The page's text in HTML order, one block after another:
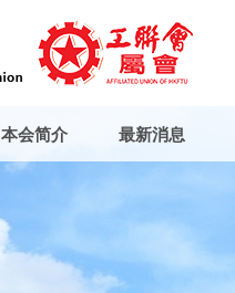
本会简介 最新消息